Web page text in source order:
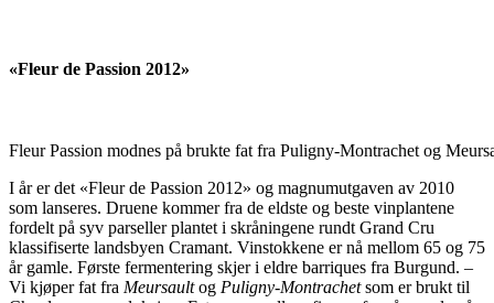
«Fleur de Passion 2012»
Fleur Passion modnes på brukte fat fra Puligny-Montrachet og
I år er det «Fleur de Passion 2012» og magnumutgaven av 2010
som lanseres. Druene kommer fra de eldste og beste vinplantene
fordelt på syv parseller plantet i skråningene rundt Grand Cru
klassifiserte landsbyen Cramant. Vinstokkene er nå mellom 65 og 75
år gamle. Første fermentering skjer i eldre barriques fra Burgund. –
Vi kjøper fat fra Meursaultog Puligny-Montrachetsom er brukt til